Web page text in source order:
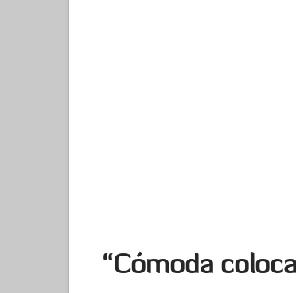
“Cómoda